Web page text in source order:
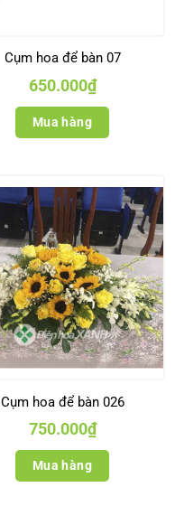
Cụm hoa để bàn 07
650.000₫
Mua hàng
Cụm hoa để bàn 026
750.000₫
Mua hàng